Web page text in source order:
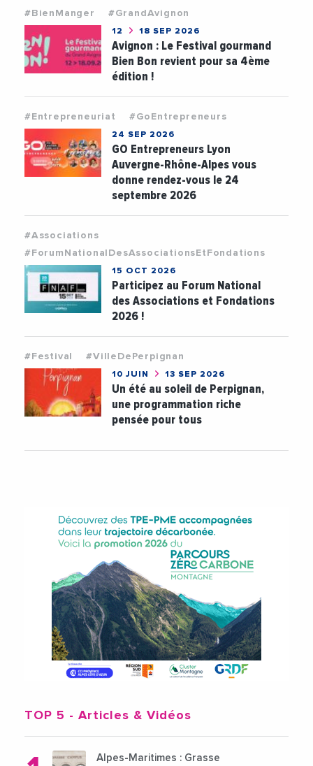
#BienManger #GrandAvignon
12 18 SEP 2026
Avignon : Le Festival gourmand
Bien Bon revient pour sa 4ème
édition !
#Entrepreneuriat #GoEntrepreneurs
24 SEP 2026
GO Entrepreneurs Lyon
Auvergne-Rhône-Alpes vous
donne rendez-vous le 24
septembre 2026
#Associations
#ForumNationalDesAssociationsEtFondations
15 OCT 2026
Participez au Forum National
des Associations et Fondations
2026 !
#Festival #VilleDePerpignan
10 JUIN 13 SEP 2026
Un été au soleil de Perpignan,
une programmation riche
pensée pour tous
TOP 5 - Articles & Vidéos
Alpes-Maritimes : Grasse